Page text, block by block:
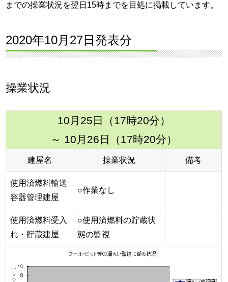
までの操業状況を翌日15時までを目処に掲載しています。
2020年10月27日発表分
操業状況
10月25日（17時20分）
～ 10月26日（17時20分）
建屋名 操業状況 備考
使用済燃料輸送
容器管理建屋
○作業なし
使用済燃料受入
れ・貯蔵建屋
○使用済燃料の貯蔵状
態の監視